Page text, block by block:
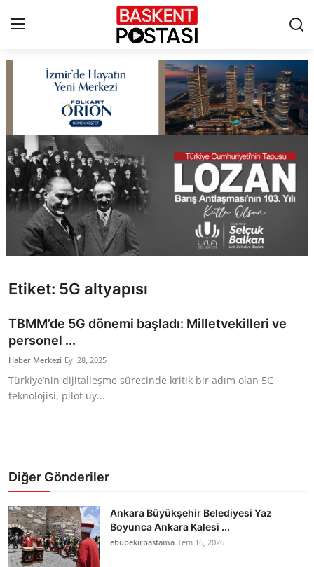
Çerez Politikası
Künye
Ankara
TBMM
Cumhurbaşkanlığı
Bakanlıklar
Siyasi Partiler
Mülki İdare
Sivil Toplum Kuruluşları
Kamu Kurumları ve Üst Kurullar
Resmi Reklamlar
Etiket: 5G altyapısı
TBMM’de 5G dönemi başladı: Milletvekilleri ve
personel ...
Haber Merkezi Eyl 28, 2025
Türkiye’nin dijitalleşme sürecinde kritik bir adım olan 5G
teknolojisi, pilot uy...
Diğer Gönderiler
Ankara Büyükşehir Belediyesi Yaz
Boyunca Ankara Kalesi ...
ebubekirbastama Tem 16, 2026